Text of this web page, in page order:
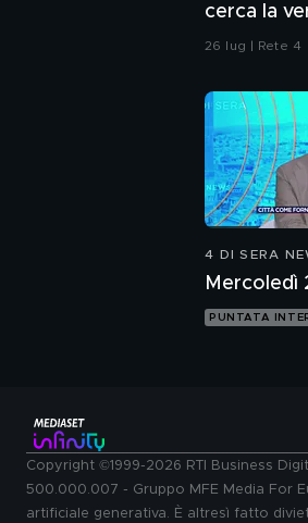
cerca la
26 lug | Rete 4
4 DI SERA
Mercoledì
PUNTATA
Copyright ©1999-2026 RTI Business
500.000.007 - Gruppo MFE Media For
artificiale generativa. È altresì fatto